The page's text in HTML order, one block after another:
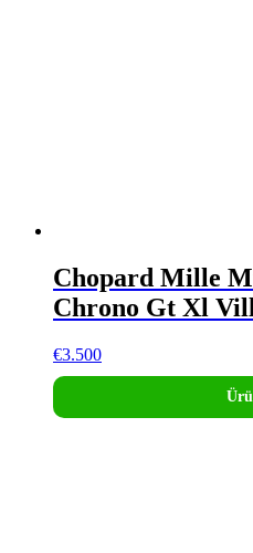
Chopard Mille
Chrono Gt Xl
€3.500